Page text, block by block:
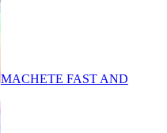
MACHETE FAST AND